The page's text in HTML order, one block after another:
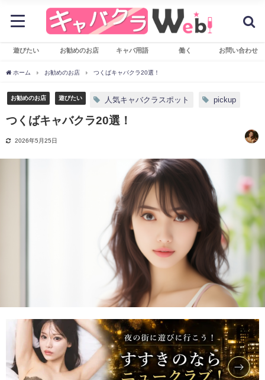
遊びたい お勧めのお店 キャバ用語 働く お問い合わせ
ホーム お勧めのお店 つくばキャバクラ20選！
お勧めのお店 遊びたい 人気キャバクラスポット pickup
つくばキャバクラ20選！
2026年5月25日